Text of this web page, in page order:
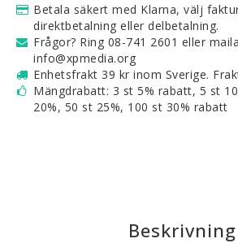
Betala säkert med Klarna, välj
direktbetalning eller delbetalning.
Frågor? Ring 08-741 2601 eller
info@xpmedia.org
Enhetsfrakt 39 kr inom Sverige.
Mängdrabatt: 3 st 5% rabatt, 5 st
20%, 50 st 25%, 100 st 30% rabatt
Beskrivning